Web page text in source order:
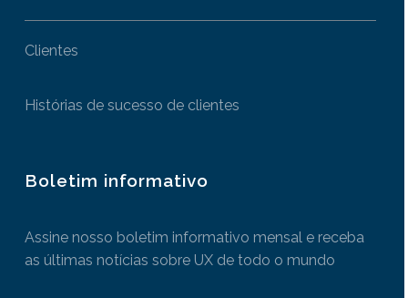
Clientes
Histórias de sucesso de clientes
Boletim informativo
Assine nosso boletim informativo mensal e receba
as últimas notícias sobre UX de todo o mundo